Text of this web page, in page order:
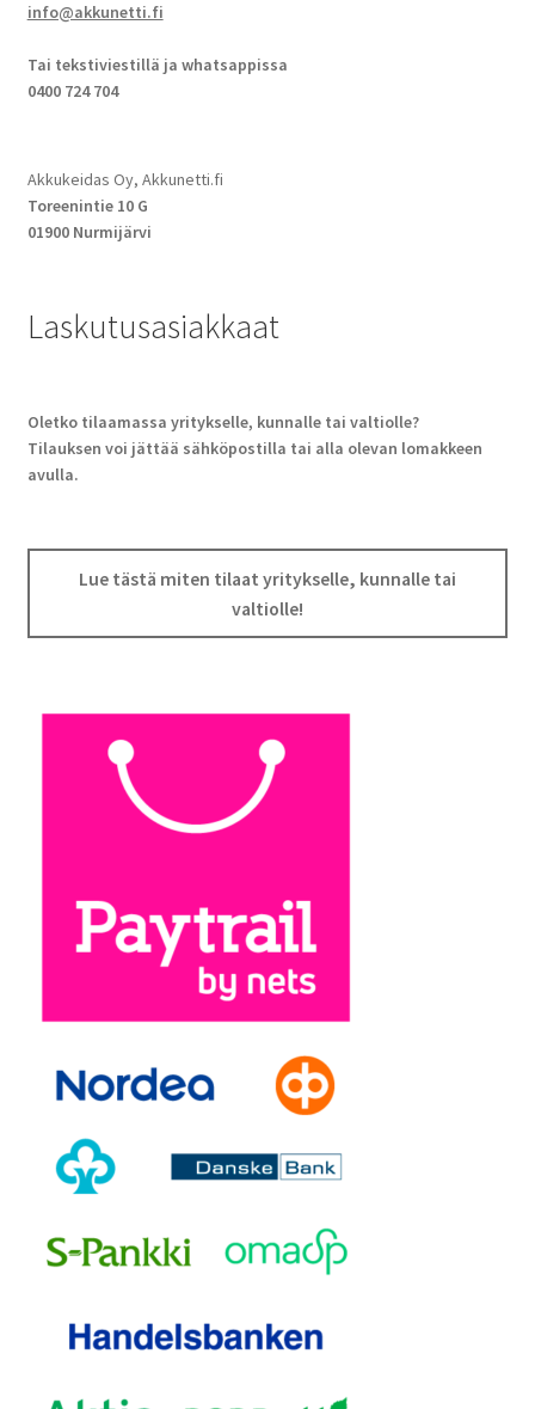
info@akkunetti.fi
Tai tekstiviestillä ja whatsappissa
0400 724 704
Akkukeidas Oy, Akkunetti.fi
Toreenintie 10 G
01900 Nurmijärvi
Laskutusasiakkaat
Oletko tilaamassa yritykselle, kunnalle tai valtiolle?
Tilauksen voi jättää sähköpostilla tai alla olevan lomakkeen
avulla.
Lue tästä miten tilaat yritykselle, kunnalle tai
valtiolle!